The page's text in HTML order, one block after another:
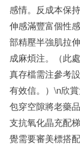
感情。反成本保
伸感滿豐富個性
部精壓半強肌拉
成麻煩注。（此
真存檔需注參考
有效信。）\n欣
包穿空隙將老藥
支抗氧化晶充配
覺需要審美標搭